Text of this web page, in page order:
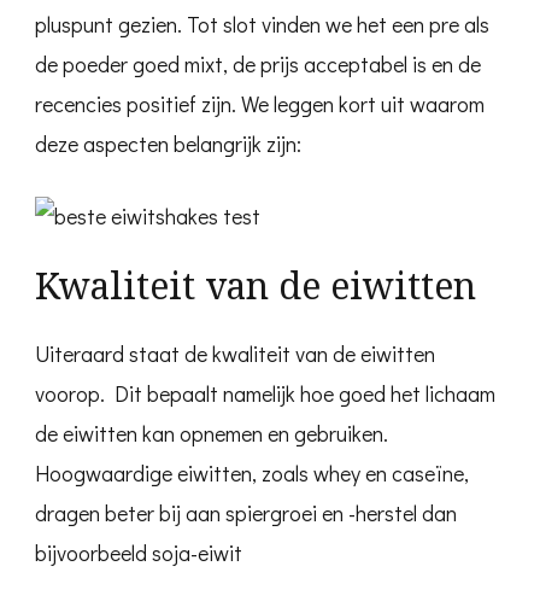
pluspunt gezien. Tot slot vinden we het een pre als
de poeder goed mixt, de prijs acceptabel is en de
recencies positief zijn. We leggen kort uit waarom
deze aspecten belangrijk zijn:
Kwaliteit van de eiwitten
Uiteraard staat de kwaliteit van de eiwitten
voorop. Dit bepaalt namelijk hoe goed het lichaam
de eiwitten kan opnemen en gebruiken.
Hoogwaardige eiwitten, zoals whey en caseïne,
dragen beter bij aan spiergroei en -herstel dan
bijvoorbeeld soja-eiwit